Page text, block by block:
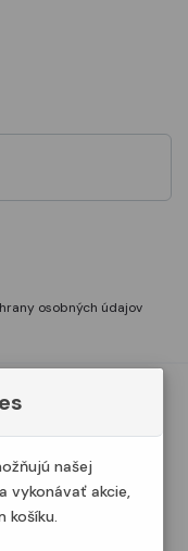
osobných údajov
Nastavenia cookies
našej
vykonávať akcie,
košíku.
Modelshop.sk